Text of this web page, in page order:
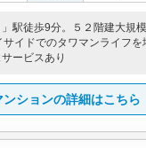
駅徒歩9分。５２階建大規
イドでのタワマンライフを
ービスあり
ンションの詳細はこちら